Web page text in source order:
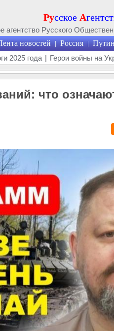
Русское А
агентство Русского
новостей | Россия |
2025 года | Герои войны на
что